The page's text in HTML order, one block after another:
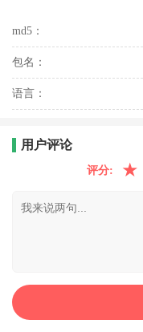
md5：
包名：
语言：
用户评论
评分: ★